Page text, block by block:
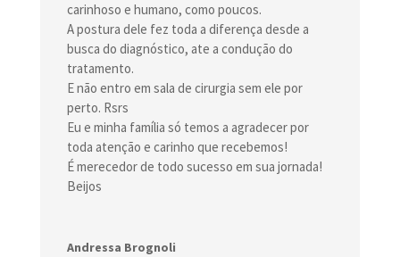
carinhoso e humano, como poucos.
A postura dele fez toda a diferença desde a
busca do diagnóstico, ate a condução do
tratamento.
E não entro em sala de cirurgia sem ele por
perto. Rsrs
Eu e minha família só temos a agradecer por
toda atenção e carinho que recebemos!
É merecedor de todo sucesso em sua jornada!
Beijos
Andressa Brognoli